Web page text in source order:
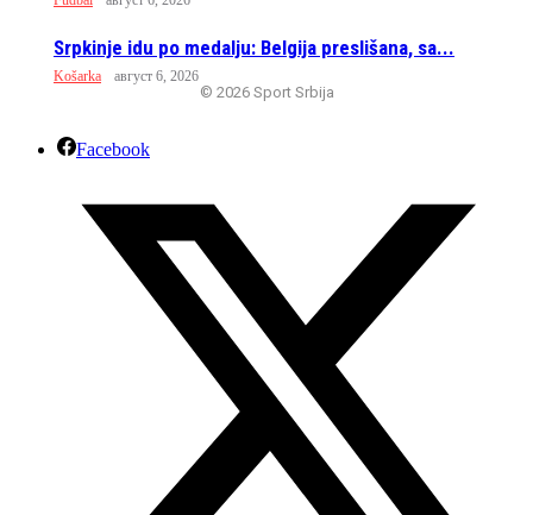
Srpkinje idu po medalju: Belgija preslišana, sa...
Košarka август 6, 2026
© 2026 Sport Srbija
Facebook